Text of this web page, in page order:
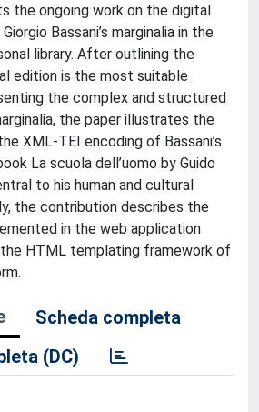
the ongoing work on the digital
Bassani’s marginalia in the
library. After outlining the
edition is the most suitable
the complex and structured
the paper illustrates the
XML-TEI encoding of Bassani’s
La scuola dell’uomo by Guido
to his human and cultural
the contribution describes the
in the web application
HTML templating framework of
Scheda completa
(DC)